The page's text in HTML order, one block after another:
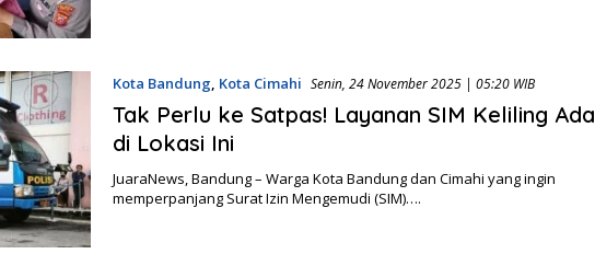
Kota Bandung, Kota Cimahi Senin, 24 November 2025 | 05:20 WIB
Tak Perlu ke Satpas! Layanan SIM Keliling Ada
di Lokasi Ini
JuaraNews, Bandung – Warga Kota Bandung dan Cimahi yang ingin
memperpanjang Surat Izin Mengemudi (SIM)….